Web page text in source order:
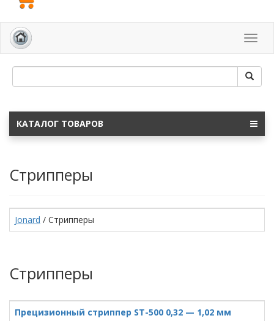
КАТАЛОГ ТОВАРОВ
Стрипперы
Jonard / Стрипперы
Стрипперы
Прецизионный стриппер ST-500 0,32 — 1,02 мм